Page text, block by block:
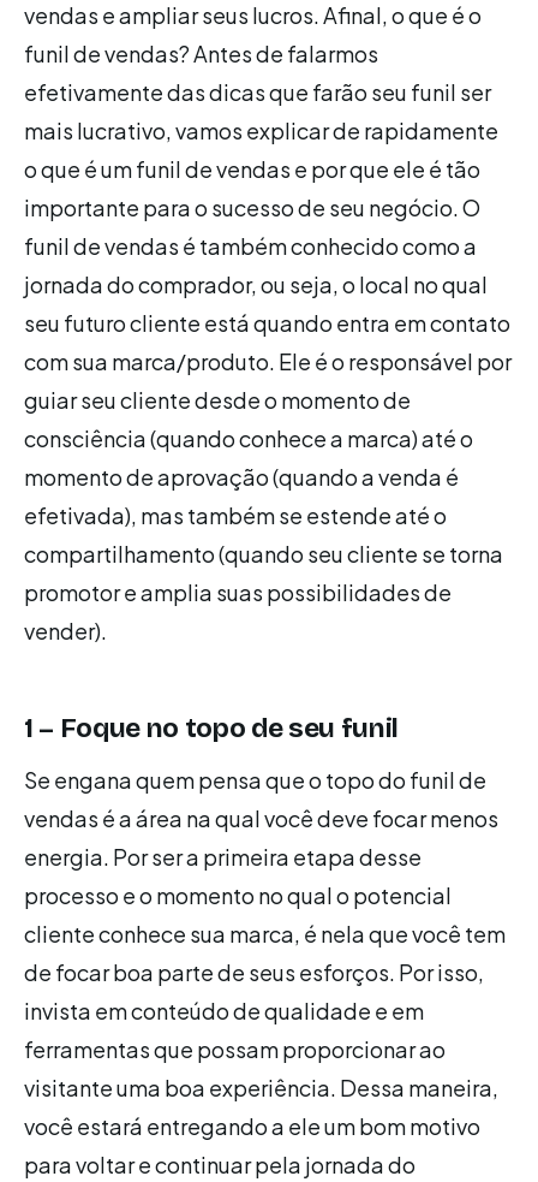
vendas e ampliar seus lucros. Afinal, o que é o
funil de vendas? Antes de falarmos
efetivamente das dicas que farão seu funil ser
mais lucrativo, vamos explicar de rapidamente
o que é um funil de vendas e por que ele é tão
importante para o sucesso de seu negócio. O
funil de vendas é também conhecido como a
jornada do comprador, ou seja, o local no qual
seu futuro cliente está quando entra em contato
com sua marca/produto. Ele é o responsável por
guiar seu cliente desde o momento de
consciência (quando conhece a marca) até o
momento de aprovação (quando a venda é
efetivada), mas também se estende até o
compartilhamento (quando seu cliente se torna
promotor e amplia suas possibilidades de
vender).
1 – Foque no topo de seu funil
Se engana quem pensa que o topo do funil de
vendas é a área na qual você deve focar menos
energia. Por ser a primeira etapa desse
processo e o momento no qual o potencial
cliente conhece sua marca, é nela que você tem
de focar boa parte de seus esforços. Por isso,
invista em conteúdo de qualidade e em
ferramentas que possam proporcionar ao
visitante uma boa experiência. Dessa maneira,
você estará entregando a ele um bom motivo
para voltar e continuar pela jornada do